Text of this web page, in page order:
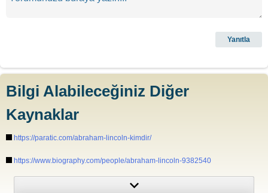
Bilgi Alabileceğiniz Diğer
Kaynaklar
https://paratic.com/abraham-lincoln-kimdir/
https://www.biography.com/people/abraham-lincoln-9382540
https://www.biyografi.net.tr/abraham-lincoln-kimdir/